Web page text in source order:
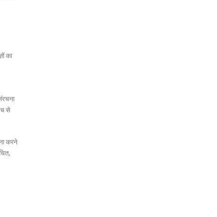
का
से
करने